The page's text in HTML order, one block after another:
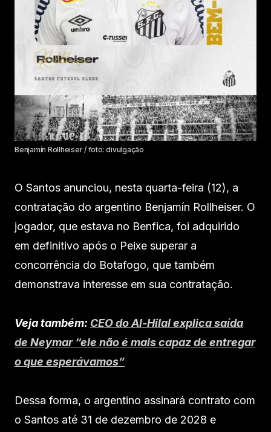
Benjamín Rollheiser / foto: divulgação
O Santos anunciou, nesta quarta-feira (12), a
contratação do argentino Benjamín Rollheiser. O
jogador, que estava no Benfica, foi adquirido
em definitivo após o Peixe superar a
concorrência do Botafogo, que também
demonstrava interesse em sua contratação.
Veja também: CEO do Al-Hilal explica saída
de Neymar “ele não é mais capaz de entregar
o que esperávamos”
Dessa forma, o argentino assinará contrato com
o Santos até 31 de dezembro de 2028 e